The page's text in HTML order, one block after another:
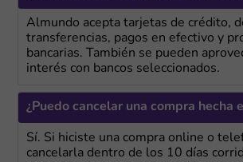
Almundo acepta tarjetas de crédito,
transferencias, pagos en efectivo y
bancarias. También se pueden
interés con bancos seleccionados.
¿Puedo cancelar una compra hecha
Sí. Si hiciste una compra online o
cancelarla dentro de los 10 días